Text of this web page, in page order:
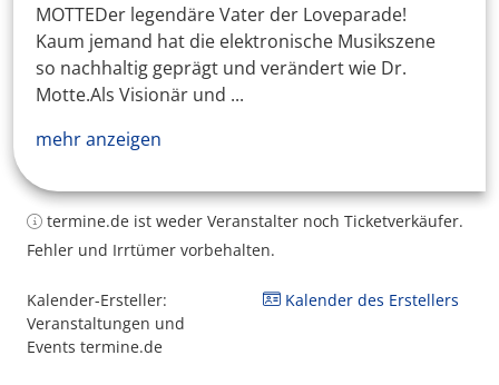
MOTTEDer legendäre Vater der Loveparade!
Kaum jemand hat die elektronische Musikszene
so nachhaltig geprägt und verändert wie Dr.
Motte.Als Visionär und ...
mehr anzeigen
termine.de ist weder Veranstalter noch Ticketverkäufer.
Fehler und Irrtümer vorbehalten.
Kalender-Ersteller:
Veranstaltungen und
Events termine.de
Kalender des Erstellers